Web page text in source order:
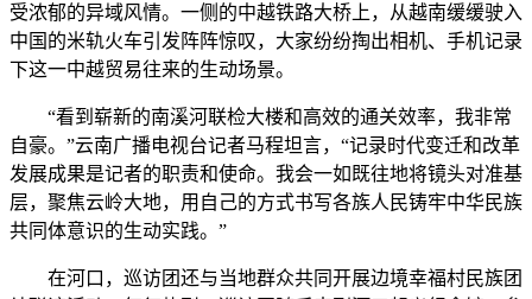
受浓郁的异域风情。一侧的中越铁路大桥上，从越南缓缓驶入
中国的米轨火车引发阵阵惊叹，大家纷纷掏出相机、手机记录
下这一中越贸易往来的生动场景。
“看到崭新的南溪河联检大楼和高效的通关效率，我非常
自豪。”云南广播电视台记者马程坦言，“记录时代变迁和改革
发展成果是记者的职责和使命。我会一如既往地将镜头对准基
层，聚焦云岭大地，用自己的方式书写各族人民铸牢中华民族
共同体意识的生动实践。”
在河口，巡访团还与当地群众共同开展边境幸福村民族团